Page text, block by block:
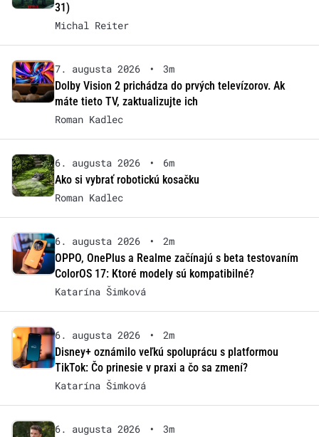
31)
Michal Reiter
7. augusta 2026 •
3m
Dolby Vision 2 prichádza do prvých televízorov. Ak
máte tieto TV, zaktualizujte ich
Roman Kadlec
6. augusta 2026 •
6m
Ako si vybrať robotickú kosačku
Roman Kadlec
6. augusta 2026 •
2m
OPPO, OnePlus a Realme začínajú s beta testovaním
ColorOS 17: Ktoré modely sú kompatibilné?
Katarína Šimková
6. augusta 2026 •
2m
Disney+ oznámilo veľkú spoluprácu s platformou
TikTok: Čo prinesie v praxi a čo sa zmení?
Katarína Šimková
6. augusta 2026 •
3m